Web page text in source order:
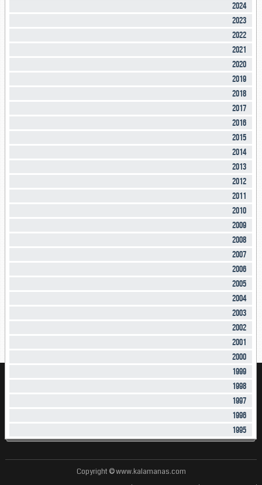
2024
2023
2022
2021
2020
2019
2018
2017
2016
2015
2014
2013
2012
2011
2010
2009
2008
2007
2006
2005
2004
2003
2002
2001
2000
1999
1998
1997
1996
1995
Copyright © www.kalamanas.com